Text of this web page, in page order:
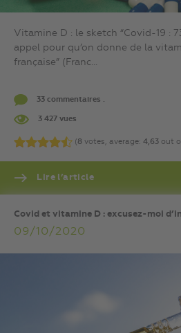
Vitamine D : le sketch “Covid-19 :
appel pour qu’on donne de la
française” (Franc...
33 commentaires .
3 427 vues
(8 votes, average: 4,63 out
Lire l’article
Covid et vitamine D : excusez-moi
09/10/2020